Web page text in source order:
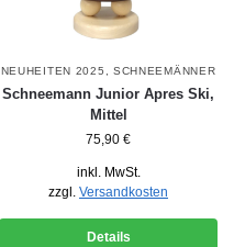
NEUHEITEN 2025 SCHNEEMÄNNER
Schneemann Junior Apres Ski,
Mittel
75,90 €
inkl. MwSt.
zzgl. Versandkosten
Details